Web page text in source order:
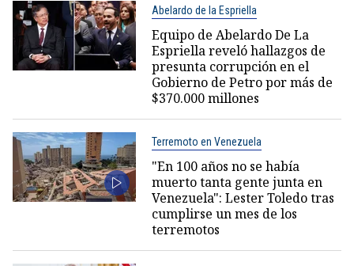
Abelardo de la Espriella
Equipo de Abelardo De La
Espriella reveló hallazgos de
presunta corrupción en el
Gobierno de Petro por más de
$370.000 millones
Terremoto en Venezuela
"En 100 años no se había
muerto tanta gente junta en
Venezuela": Lester Toledo tras
cumplirse un mes de los
terremotos